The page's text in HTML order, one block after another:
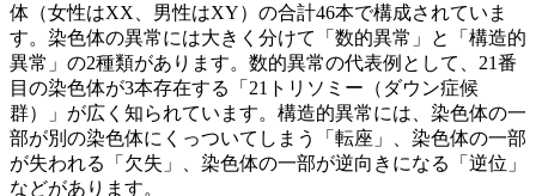
体（女性はXX、男性はXY）の合計46本で構成されていま
す。染色体の異常には大きく分けて「数的異常」と「構造的
異常」の2種類があります。数的異常の代表例として、21番
目の染色体が3本存在する「21トリソミー（ダウン症候
群）」が広く知られています。構造的異常には、染色体の一
部が別の染色体にくっついてしまう「転座」、染色体の一部
が失われる「欠失」、染色体の一部が逆向きになる「逆位」
などがあります。